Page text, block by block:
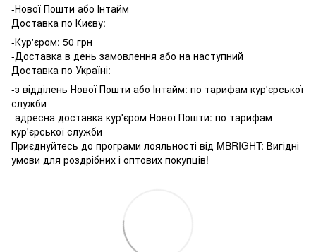
-Нової Пошти або Інтайм
Доставка по Києву:
-Кур'єром: 50 грн
-Доставка в день замовлення або на наступний
Доставка по Україні:
-з відділень Нової Пошти або Інтайм: по тарифам кур'єрської
служби
-адресна доставка кур'єром Нової Пошти: по тарифам
кур'єрської служби
Приєднуйтесь до програми лояльності від MBRIGHT: Вигідні
умови для роздрібних і оптових покупців!